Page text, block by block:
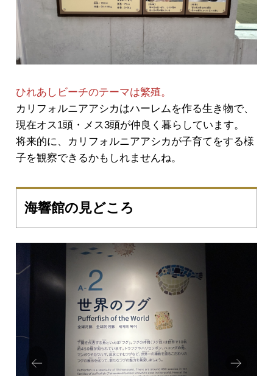
ひれあしビーチのテーマは繁殖。
カリフォルニアアシカはハーレムを作る生き物で、
現在オス1頭・メス3頭が仲良く暮らしています。
将来的に、カリフォルニアアシカが子育てをする様
子を観察できるかもしれませんね。
海響館の見どころ
Next